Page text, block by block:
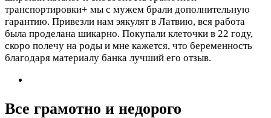
транспортировки+ мы с мужем брали дополнительную
гарантию. Привезли нам эякулят в Латвию, вся работа
была проделана шикарно. Покупали клеточки в 22 году,
скоро полечу на роды и мне кажется, что беременность
благодаря материалу банка лучший его отзыв.
Все грамотно и недорого